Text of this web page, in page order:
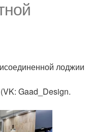
лоджии
Gaad_Design.